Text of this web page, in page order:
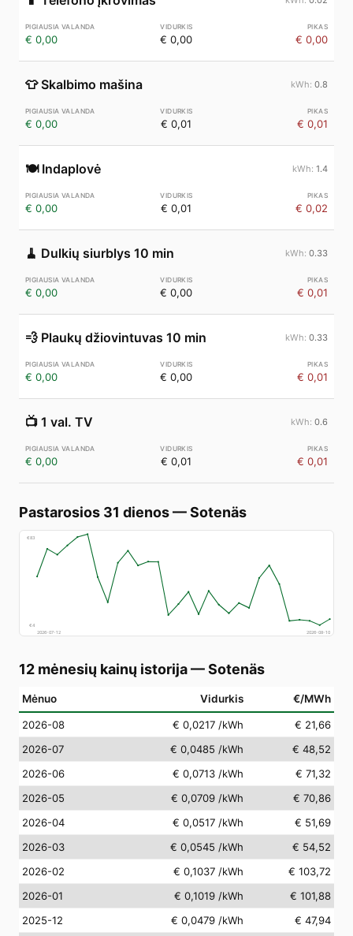
€ 0,00 € 0,00 € 0,00
👕 Skalbimo mašina 0.8
€ 0,00 € 0,01 € 0,01
🍽️ Indaplovė 1.4
€ 0,00 € 0,01 € 0,02
🧹 Dulkių siurblys 10 min 0.33
€ 0,00 € 0,00 € 0,01
💨 Plaukų džiovintuvas 10 min 0.33
€ 0,00 € 0,00 € 0,01
📺 1 val. TV 0.6
€ 0,00 € 0,01 € 0,01
Pastarosios 31 dienos—Sotenäs
€83
€4
2026-07-12
2026-08-10
12 mėnesių kainų istorija—Sotenäs
Mėnuo Vidurkis €/MWh
2026-08 € 0,0217 /kWh
€ 21,66
2026-07
€ 0,0485 /kWh
€ 48,52
2026-06
€ 0,0713 /kWh
€ 71,32
2026-05
€ 0,0709 /kWh
€ 70,86
2026-04
€ 0,0517 /kWh
€ 51,69
2026-03
€ 0,0545 /kWh
€ 54,52
2026-02
€ 0,1037 /kWh
€ 103,72
2026-01
€ 0,1019 /kWh
€ 101,88
2025-12
€ 0,0479 /kWh
€ 47,94